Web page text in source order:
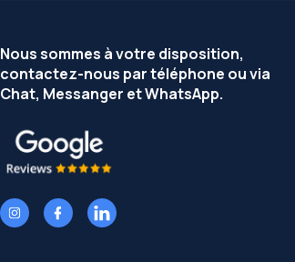
Nous sommes à votre disposition,
contactez-nous par téléphone ou via
Chat, Messanger et WhatsApp.